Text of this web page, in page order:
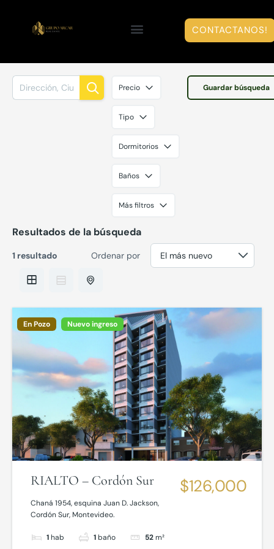
CONTACTANOS!
Guardar búsqueda
Precio
Tipo
Dormitorios
Baños
Más filtros
Resultados de la búsqueda
1 resultado Ordenar por
En Pozo Nuevo ingreso
RIALTO – Cordón Sur
Chaná 1954, esquina Juan D. Jackson,
Cordón Sur, Montevideo.
1hab 1baño 52m²
$126,000